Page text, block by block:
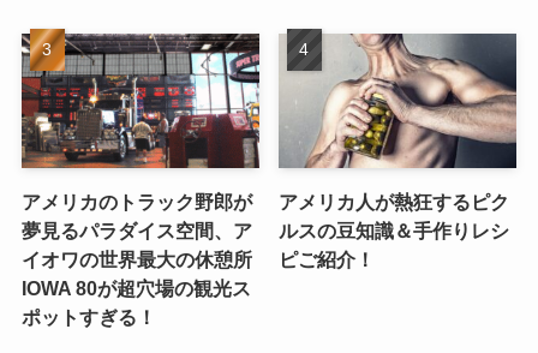
アメリカのトラック野郎が
夢見るパラダイス空間、ア
イオワの世界最大の休憩所
IOWA 80が超穴場の観光ス
ポットすぎる！
アメリカ人が熱狂するピク
ルスの豆知識＆手作りレシ
ピご紹介！